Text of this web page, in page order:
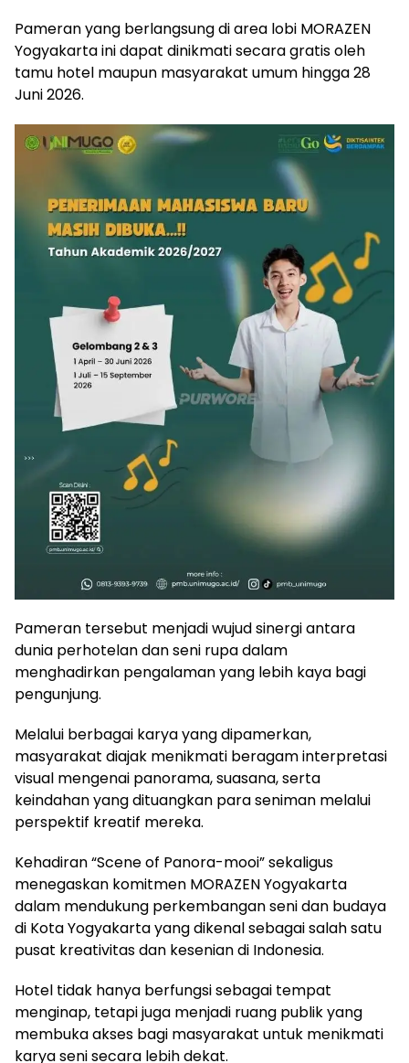
Pameran yang berlangsung di area lobi MORAZEN
Yogyakarta ini dapat dinikmati secara gratis oleh
tamu hotel maupun masyarakat umum hingga 28
Juni 2026.
Pameran tersebut menjadi wujud sinergi antara
dunia perhotelan dan seni rupa dalam
menghadirkan pengalaman yang lebih kaya bagi
pengunjung.
Melalui berbagai karya yang dipamerkan,
masyarakat diajak menikmati beragam interpretasi
visual mengenai panorama, suasana, serta
keindahan yang dituangkan para seniman melalui
perspektif kreatif mereka.
Kehadiran “Scene of Panora-mooi” sekaligus
menegaskan komitmen MORAZEN Yogyakarta
dalam mendukung perkembangan seni dan budaya
di Kota Yogyakarta yang dikenal sebagai salah satu
pusat kreativitas dan kesenian di Indonesia.
Hotel tidak hanya berfungsi sebagai tempat
menginap, tetapi juga menjadi ruang publik yang
membuka akses bagi masyarakat untuk menikmati
karya seni secara lebih dekat.